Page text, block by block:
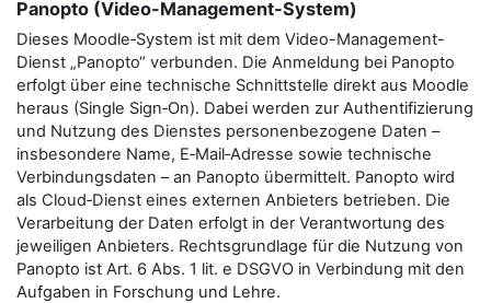
Panopto (Video-Management-System)
Dieses Moodle‑System ist mit dem Video-Management-
Dienst „Panopto“ verbunden. Die Anmeldung bei Panopto
erfolgt über eine technische Schnittstelle direkt aus Moodle
heraus (Single Sign‑On). Dabei werden zur Authentifizierung
und Nutzung des Dienstes personenbezogene Daten –
insbesondere Name, E‑Mail‑Adresse sowie technische
Verbindungsdaten – an Panopto übermittelt. Panopto wird
als Cloud‑Dienst eines externen Anbieters betrieben. Die
Verarbeitung der Daten erfolgt in der Verantwortung des
jeweiligen Anbieters. Rechtsgrundlage für die Nutzung von
Panopto ist Art. 6 Abs. 1 lit. e DSGVO in Verbindung mit den
Aufgaben in Forschung und Lehre.